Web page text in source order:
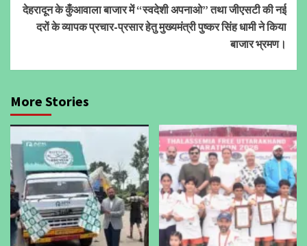
देहरादून के कुँआवाला बाजार में “स्वदेशी अपनाओ” तथा जीएसटी की नई
दरों के व्यापक प्रचार-प्रसार हेतु मुख्यमंत्री पुष्कर सिंह धामी ने किया
बाजार भ्रमण।
More Stories